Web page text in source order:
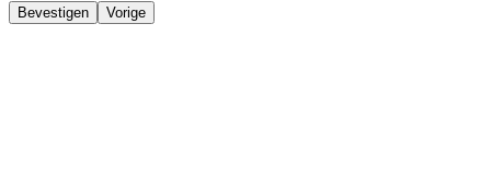
Bevestigen Vorige